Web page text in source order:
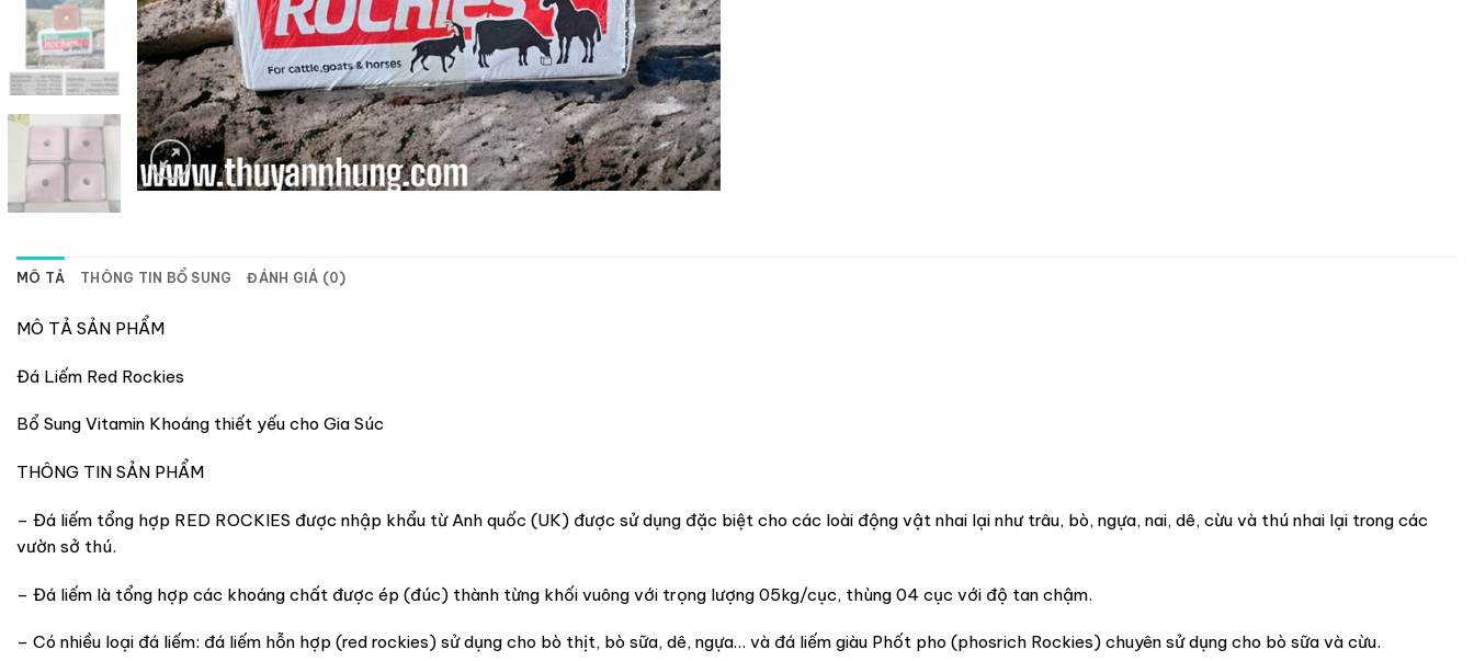
MÔ TẢ THÔNG TIN BỔ SUNG ĐÁNH GIÁ (0)
MÔ TẢ SẢN PHẨM
Đá Liếm Red Rockies
Bổ Sung Vitamin Khoáng thiết yếu cho Gia Súc
THÔNG TIN SẢN PHẨM
– Đá liếm tổng hợp RED ROCKIES được nhập khẩu từ Anh quốc (UK) được sử dụng đặc biệt cho các loài động vật nhai lại như trâu, bò, ngựa, nai, dê, cừu và thú nhai lại trong các
vườn sở thú.
– Đá liếm là tổng hợp các khoáng chất được ép (đúc) thành từng khối vuông với trọng lượng 05kg/cục, thùng 04 cục với độ tan chậm.
– Có nhiều loại đá liếm: đá liếm hỗn hợp (red rockies) sử dụng cho bò thịt, bò sữa, dê, ngựa… và đá liếm giàu Phốt pho (phosrich Rockies) chuyên sử dụng cho bò sữa và cừu.